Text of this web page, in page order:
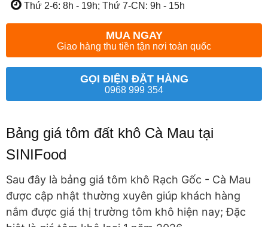
Thứ 2-6: 8h - 19h; Thứ 7-CN: 9h - 15h
MUA NGAY
Giao hàng thu tiền tận nơi toàn quốc
GỌI ĐIỆN ĐẶT HÀNG
0968 999 354
Bảng giá tôm đất khô Cà Mau tại
SINIFood
Sau đây là bảng giá tôm khô Rạch Gốc - Cà Mau
được cập nhật thường xuyên giúp khách hàng
nắm được giá thị trường tôm khô hiện nay; Đặc